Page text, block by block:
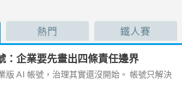
熱門 鐵人賽
：企業要先畫出四條責任邊界
版 AI 帳號，治理其實還沒開始。 帳號只解決